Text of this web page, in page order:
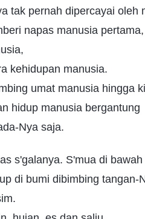
tak pernah dipercayai oleh
napas manusia pertama,
kehidupan manusia.
umat manusia hingga
hidup manusia bergantung
Nya saja.
s'galanya. S'mua di
di bumi dibimbing tangan-